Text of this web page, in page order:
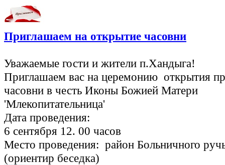
Приглашаем на открытие часовни
Уважаемые гости и жители п.Хандыга!
Приглашаем вас на церемонию открытия
часовни в честь Иконы Божией Матери
'Млекопитательница'
Дата проведения:
6 сентября 12. 00 часов
Место проведения: район Больничного
(ориентир беседка)